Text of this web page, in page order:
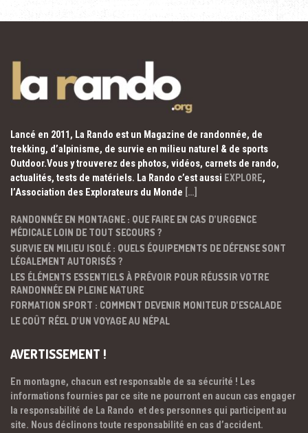
Lancé en 2011, La Rando est un Magazine de randonnée, de
trekking, d’alpinisme, de survie en milieu naturel & de sports
Outdoor.Vous y trouverez des photos, vidéos, carnets de rando,
actualités, tests de matériels. La Rando c’est aussi EXPLORE,
l’Association des Explorateurs du Monde […]
RANDONNÉE EN MONTAGNE : QUE FAIRE EN CAS D’URGENCE
MÉDICALE LOIN DE TOUT SECOURS ?
SURVIE EN MILIEU ISOLÉ : QUELS ÉQUIPEMENTS DE DÉFENSE SONT
LÉGALEMENT AUTORISÉS ?
LES ÉLÉMENTS ESSENTIELS À PRÉVOIR POUR RÉUSSIR VOTRE
RANDONNÉE EN PLEINE NATURE
FORMATION SPORT : COMMENT DEVENIR MONITEUR D’ESCALADE
LE COÛT RÉEL D’UN VOYAGE AU NÉPAL
AVERTISSEMENT !
En montagne, chacun est responsable de sa sécurité ! Les
informations fournies par ce site ne pourront en aucun cas engager
la responsabilité de La Rando et des personnes qui participent au
site. Nous déclinons toute responsabilité en cas d’accident.